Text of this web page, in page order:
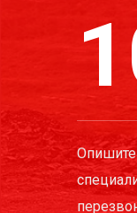
Опишите